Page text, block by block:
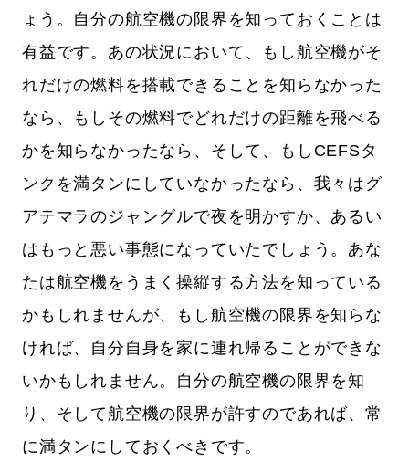
ょう。自分の航空機の限界を知っておくことは
有益です。あの状況において、もし航空機がそ
れだけの燃料を搭載できることを知らなかった
なら、もしその燃料でどれだけの距離を飛べる
かを知らなかったなら、そして、もしCEFSタ
ンクを満タンにしていなかったなら、我々はグ
アテマラのジャングルで夜を明かすか、あるい
はもっと悪い事態になっていたでしょう。あな
たは航空機をうまく操縦する方法を知っている
かもしれませんが、もし航空機の限界を知らな
ければ、自分自身を家に連れ帰ることができな
いかもしれません。自分の航空機の限界を知
り、そして航空機の限界が許すのであれば、常
に満タンにしておくべきです。